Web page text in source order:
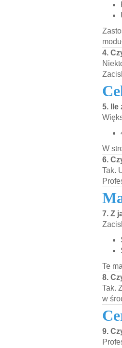
4.
5. Ile
W
6.
Tak.
7. Z
Te
8.
Tak.
w
9.